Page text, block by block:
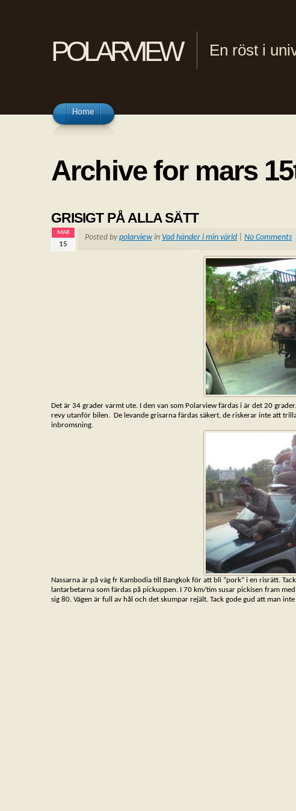
polarview En röst i
Home
Archive for mars
GRISIGT PÅ ALLA SÄTT
MAR
15
Posted bypolarview in Vad händer i min värld No Comments
Det är 34 grader varmt ute. I den van som Polarview färdas i är det 20
revy utanför bilen. De levande grisarna färdas säkert, de riskerar inte att
Nassarna är på väg fr Kambodia till Bangkok för att bli ”pork” i en risrätt.
lantarbetarna som färdas på pickuppen. I 70 km/tim susar pickisen fram
sig 80. Vägen är full av hål och det skumpar rejält. Tack gode gud att man inte